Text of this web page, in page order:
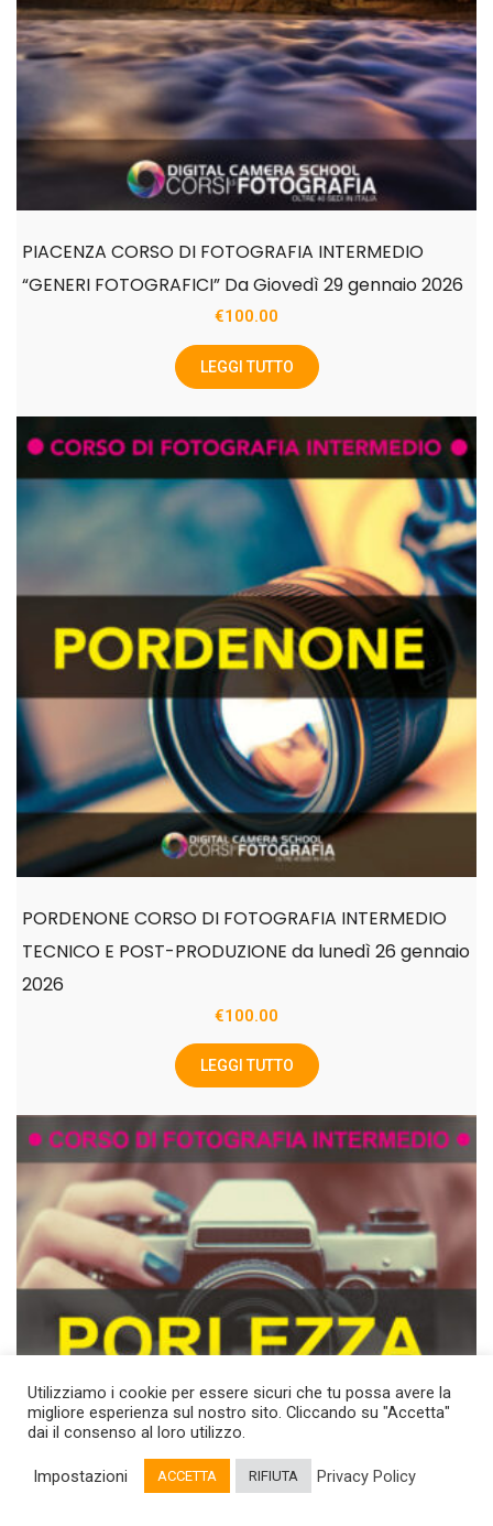
PIACENZA CORSO DI FOTOGRAFIA INTERMEDIO
“GENERI FOTOGRAFICI” Da Giovedì 29 gennaio 2026
€100.00
LEGGI TUTTO
PORDENONE CORSO DI FOTOGRAFIA INTERMEDIO
TECNICO E POST-PRODUZIONE da lunedì 26 gennaio
2026
€100.00
LEGGI TUTTO
Utilizziamo i cookie per essere sicuri che tu possa avere la
migliore esperienza sul nostro sito. Cliccando su "Accetta"
dai il consenso al loro utilizzo.
Impostazioni ACCETTA RIFIUTA Privacy Policy